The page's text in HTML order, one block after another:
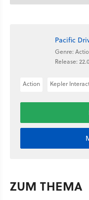
Pacific
Genre:
Release:
Action Kepler
ZUM THEMA